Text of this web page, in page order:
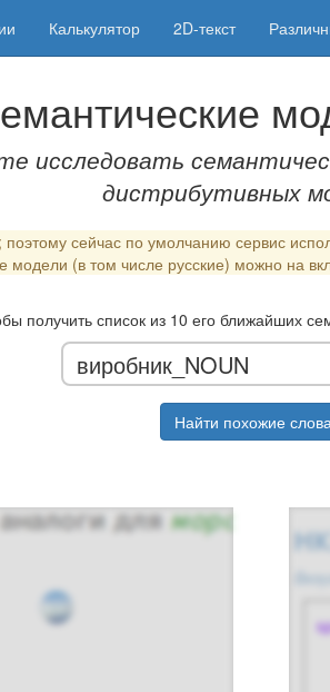
Калькулятор 2D-текст
исследовать
дистрибутивных
сейчас по умолчанию сервис
модели (в том числе русские) можно на
получить список из 10 его ближайших
Найти похожие